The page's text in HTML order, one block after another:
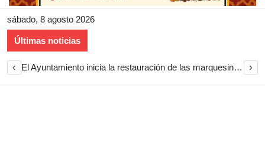
sábado, 8 agosto 2026
Últimas noticias
‹ El Ayuntamiento inicia la restauración de las marquesinas de Plaza Esteve para volver a instalarlas en el centro de Jerez ›